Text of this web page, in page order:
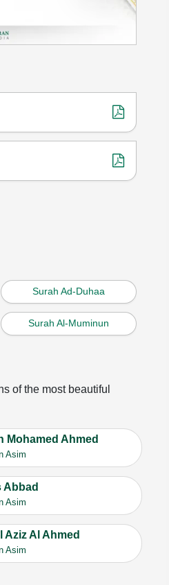
Surah Ad-Duhaa
Surah Al-Muminun
of the most beautiful
Mohamed Ahmed
Asim
Abbad
Asim
Aziz Al Ahmed
Asim